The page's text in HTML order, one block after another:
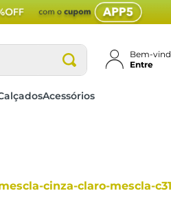
Bem-
Entre
Acessórios
cinza-claro-mescla-